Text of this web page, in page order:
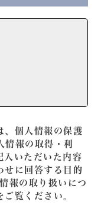
、個人情報の保護
情報の取得・利
入いただいた内容
せに回答する目的
報の取り扱いにつ
ご覧ください。